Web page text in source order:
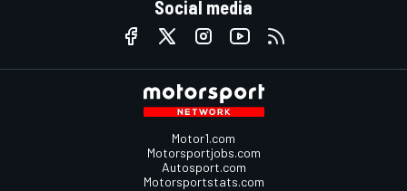
Social media
Motor1.com
Motorsportjobs.com
Autosport.com
Motorsportstats.com